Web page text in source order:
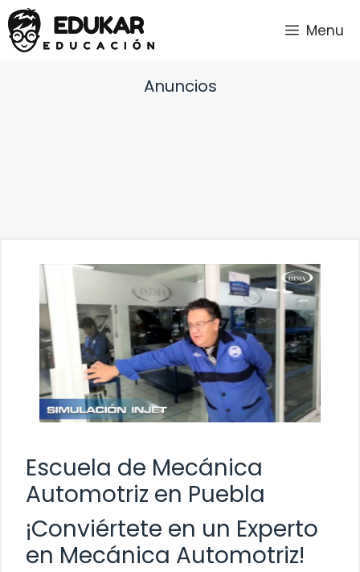
Saltar
al
contenido
Menu
Anuncios
Escuela de Mecánica
Automotriz en Puebla
¡Conviértete en un Experto
en Mecánica Automotriz!